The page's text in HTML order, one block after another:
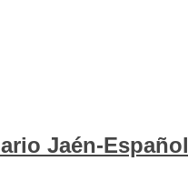
Jaén-Español